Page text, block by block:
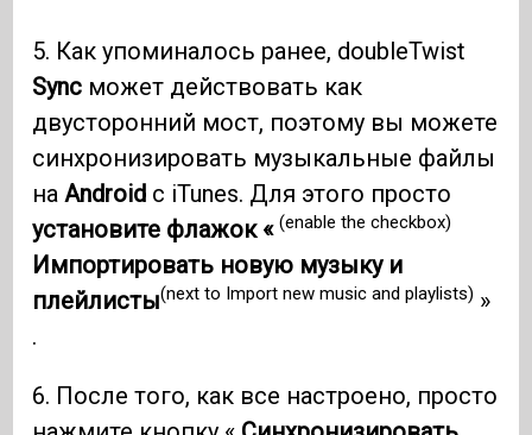
5. Как упоминалось ранее, doubleTwist
Sync может действовать как
двусторонний мост, поэтому вы можете
синхронизировать музыкальные файлы
на Android с iTunes. Для этого просто
установите флажок «(enable the checkbox)
Импортировать новую музыку и
плейлисты(next to Import new music and playlists) »
.
6. После того, как все настроено, просто